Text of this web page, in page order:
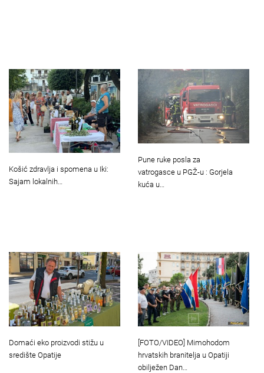
Košić zdravlja i spomena u Iki:
Sajam lokalnih…
Pune ruke posla za
vatrogasce u PGŽ-u : Gorjela
kuća u…
Domaći eko proizvodi stižu u
središte Opatije
[FOTO/VIDEO] Mimohodom
hrvatskih branitelja u Opatiji
obilježen Dan…